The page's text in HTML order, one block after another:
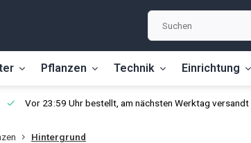
Pflanzen Technik Einrichtung
Vor 23:59 Uhr bestellt, am nächsten Werktag versandt
Hintergrund